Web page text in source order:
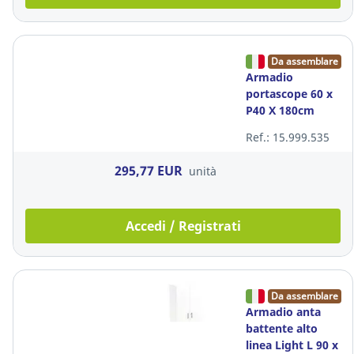
Da assemblare
Armadio
portascope 60 x
P40 X 180cm
Ref.: 15.999.535
295,77 EUR unità
Accedi / Registrati
Da assemblare
Armadio anta
battente alto
linea Light L 90 x